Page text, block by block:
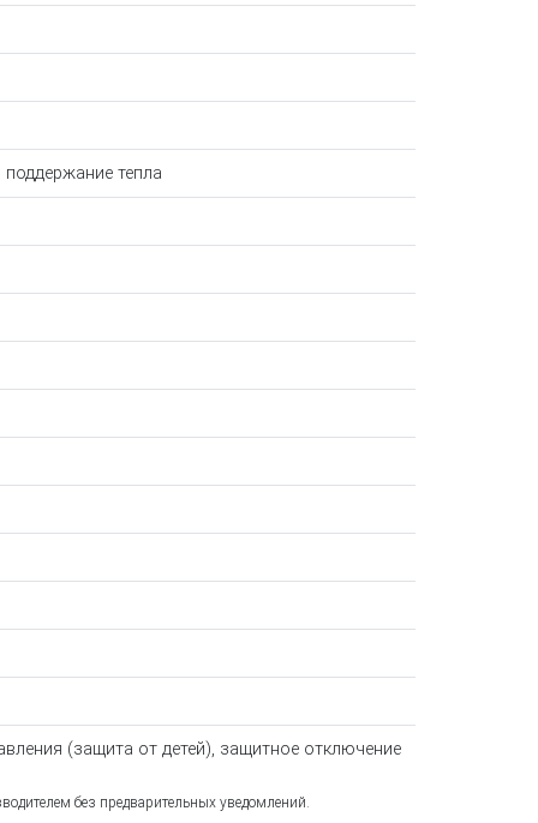
поддержание тепла
(защита от детей), защитное отключение
без предварительных уведомлений.